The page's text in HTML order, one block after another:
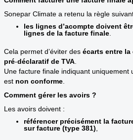
Sonepar Climate a retenu la règle
les lignes d’acompte doivent
lignes de la facture finale
Cela permet d’éviter des écarts entre
pré‑déclaratif de TVA
Une facture finale indiquant uniquement
est non conforme
Comment gérer les avoirs ?
Les avoirs doivent :
référencer précisément la
sur facture (type 381)